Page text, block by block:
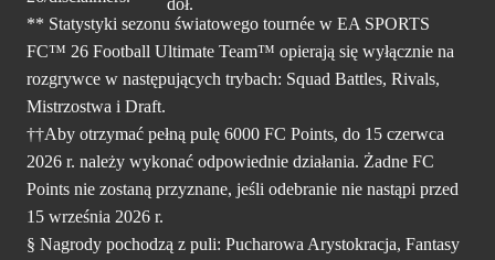
** Statystyki sezonu światowego tournée w EA SPORTS
FC™ 26 Football Ultimate Team™ opierają się wyłącznie na
rozgrywce w następujących trybach: Squad Battles, Rivals,
Mistrzostwa i Draft.
††Aby otrzymać pełną pulę 6000 FC Points, do 15 czerwca
2026 r. należy wykonać odpowiednie działania. Żadne FC
Points nie zostaną przyznane, jeśli odebranie nie nastąpi przed
15 września 2026 r.
§ Nagrody pochodzą z puli: Pucharowa Arystokracja, Fantasy